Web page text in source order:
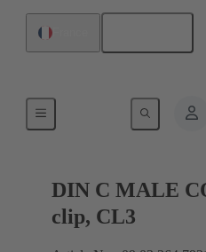
Raccordement carte mère
DIN C MALE
clip, CL3